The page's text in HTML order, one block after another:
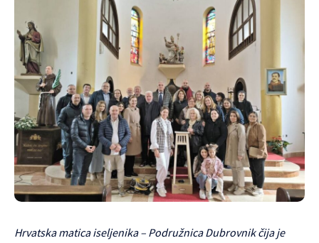
Hrvatska matica iseljenika – Podružnica Dubrovnik čija je